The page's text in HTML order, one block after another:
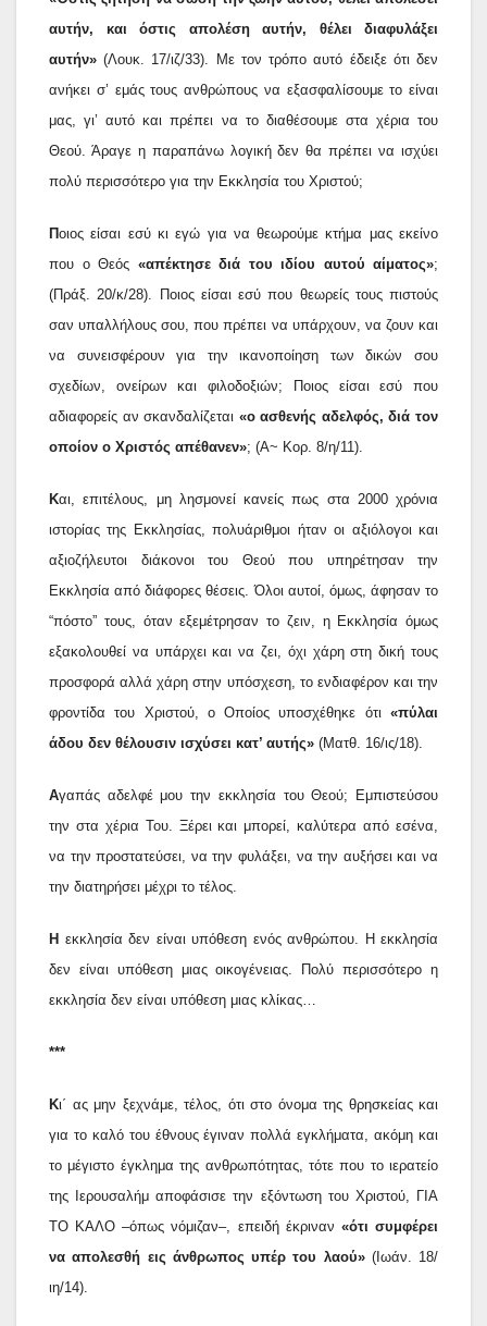
αυτήν, και όστις απολέση αυτήν, θέλει διαφυλάξει
αυτήν» (Λουκ. 17/ιζ/33). Με τον τρόπο αυτό έδειξε ότι δεν
ανήκει σ’ εμάς τους ανθρώπους να εξασφαλίσουμε το είναι
μας, γι’ αυτό και πρέπει να το διαθέσουμε στα χέρια του
Θεού. Άραγε η παραπάνω λογική δεν θα πρέπει να ισχύει
πολύ περισσότερο για την Εκκλησία του Χριστού;
Ποιος είσαι εσύ κι εγώ για να θεωρούμε κτήμα μας εκείνο
που ο Θεός «απέκτησε διά του ιδίου αυτού αίματος»;
(Πράξ. 20/κ/28). Ποιος είσαι εσύ που θεωρείς τους πιστούς
σαν υπαλλήλους σου, που πρέπει να υπάρχουν, να ζουν και
να συνεισφέρουν για την ικανοποίηση των δικών σου
σχεδίων, ονείρων και φιλοδοξιών; Ποιος είσαι εσύ που
αδιαφορείς αν σκανδαλίζεται «ο ασθενής αδελφός, διά τον
οποίον ο Χριστός απέθανεν»; (Α~ Κορ. 8/η/11).
Και, επιτέλους, μη λησμονεί κανείς πως στα 2000 χρόνια
ιστορίας της Εκκλησίας, πολυάριθμοι ήταν οι αξιόλογοι και
αξιοζήλευτοι διάκονοι του Θεού που υπηρέτησαν την
Εκκλησία από διάφορες θέσεις. Όλοι αυτοί, όμως, άφησαν το
“πόστο” τους, όταν εξεμέτρησαν το ζειν, η Εκκλησία όμως
εξακολουθεί να υπάρχει και να ζει, όχι χάρη στη δική τους
προσφορά αλλά χάρη στην υπόσχεση, το ενδιαφέρον και την
φροντίδα του Χριστού, ο Οποίος υποσχέθηκε ότι «πύλαι
άδου δεν θέλουσιν ισχύσει κατ’ αυτής» (Ματθ. 16/ις/18).
Αγαπάς αδελφέ μου την εκκλησία του Θεού; Εμπιστεύσου
την στα χέρια Του. Ξέρει και μπορεί, καλύτερα από εσένα,
να την προστατεύσει, να την φυλάξει, να την αυξήσει και να
την διατηρήσει μέχρι το τέλος.
Η εκκλησία δεν είναι υπόθεση ενός ανθρώπου. Η εκκλησία
δεν είναι υπόθεση μιας οικογένειας. Πολύ περισσότερο η
εκκλησία δεν είναι υπόθεση μιας κλίκας…
***
Κι΄ ας μην ξεχνάμε, τέλος, ότι στο όνομα της θρησκείας και
για το καλό του έθνους έγιναν πολλά εγκλήματα, ακόμη και
το μέγιστο έγκλημα της ανθρωπότητας, τότε που το ιερατείο
της Ιερουσαλήμ αποφάσισε την εξόντωση του Χριστού, ΓΙΑ
ΤΟ ΚΑΛΟ –όπως νόμιζαν–, επειδή έκριναν «ότι συμφέρει
να απολεσθή εις άνθρωπος υπέρ του λαού»(Ιωάν. 18/
ιη/14).